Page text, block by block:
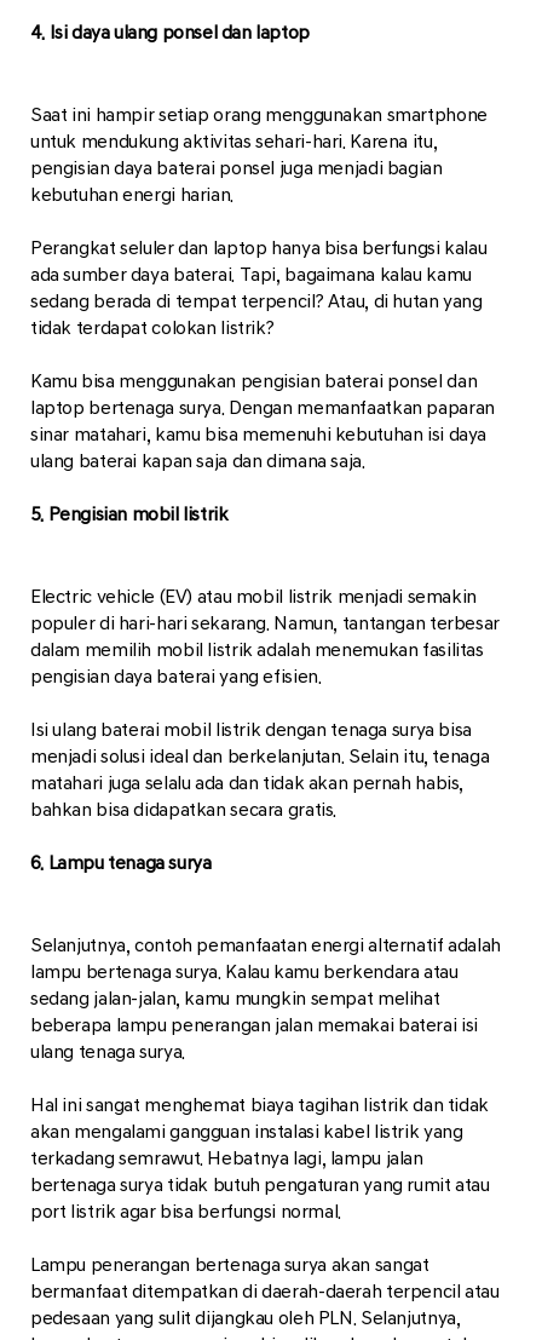
4. Isi daya ulang ponsel dan laptop
Saat ini hampir setiap orang menggunakan smartphone
untuk mendukung aktivitas sehari-hari. Karena itu,
pengisian daya baterai ponsel juga menjadi bagian
kebutuhan energi harian.
Perangkat seluler dan laptop hanya bisa berfungsi kalau
ada sumber daya baterai. Tapi, bagaimana kalau kamu
sedang berada di tempat terpencil? Atau, di hutan yang
tidak terdapat colokan listrik?
Kamu bisa menggunakan pengisian baterai ponsel dan
laptop bertenaga surya. Dengan memanfaatkan paparan
sinar matahari, kamu bisa memenuhi kebutuhan isi daya
ulang baterai kapan saja dan dimana saja.
5. Pengisian mobil listrik
Electric vehicle (EV) atau mobil listrik menjadi semakin
populer di hari-hari sekarang. Namun, tantangan terbesar
dalam memilih mobil listrik adalah menemukan fasilitas
pengisian daya baterai yang efisien.
Isi ulang baterai mobil listrik dengan tenaga surya bisa
menjadi solusi ideal dan berkelanjutan. Selain itu, tenaga
matahari juga selalu ada dan tidak akan pernah habis,
bahkan bisa didapatkan secara gratis.
6. Lampu tenaga surya
Selanjutnya, contoh pemanfaatan energi alternatif adalah
lampu bertenaga surya. Kalau kamu berkendara atau
sedang jalan-jalan, kamu mungkin sempat melihat
beberapa lampu penerangan jalan memakai baterai isi
ulang tenaga surya.
Hal ini sangat menghemat biaya tagihan listrik dan tidak
akan mengalami gangguan instalasi kabel listrik yang
terkadang semrawut. Hebatnya lagi, lampu jalan
bertenaga surya tidak butuh pengaturan yang rumit atau
port listrik agar bisa berfungsi normal.
Lampu penerangan bertenaga surya akan sangat
bermanfaat ditempatkan di daerah-daerah terpencil atau
pedesaan yang sulit dijangkau oleh PLN. Selanjutnya,